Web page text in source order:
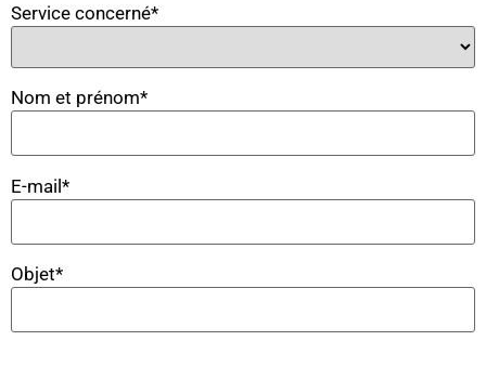
Service concerné*
Nom et prénom*
E-mail*
Objet*